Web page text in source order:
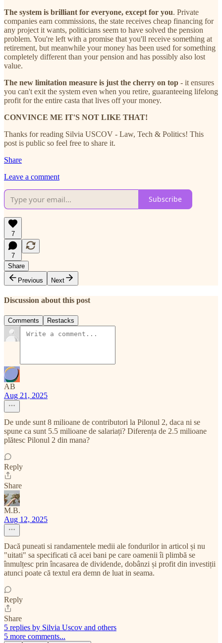
The system is brilliant for everyone, except for you. Private
companies earn commissions, the state receives cheap financing for
any project it wants, politicians seem to have solved the pension
problem. You're left with a promise that you'll receive something at
retirement, but meanwhile your money has been used for something
completely different than your pension and has possibly also lost
value.
The new limitation measure is just the cherry on top - it ensures
you can't exit the system even when you retire, guaranteeing lifelong
profit for the entire casta that lives off your money.
CONVINCE ME IT'S NOT LIKE THAT!
Thanks for reading Silvia USCOV - Law, Tech & Politics! This
post is public so feel free to share it.
Share
Leave a comment
Subscribe
7
7
Share
Previous
Next
Discussion about this post
Comments Restacks
AB
Aug 21, 2025
De unde sunt 8 milioane de contributori la Pilonul 2, daca ni se
spune ca sunt 5.5 milioane de salariați? Diferența de 2.5 milioane
plătesc Pilonul 2 din mana?
Reply
Share
M.B.
Aug 12, 2025
Dacă puneati si randamentele medii ale fondurilor in articol și nu
"uitati" sa specificati că acei bani pe care oamenii îi plimbă se
înmulțesc prin încasarea de dividende, dobânzi și profit din investiții
atunci poate că textul era demn de luat in seama.
Reply
Share
5 replies by Silvia Uscov and others
5 more comments...